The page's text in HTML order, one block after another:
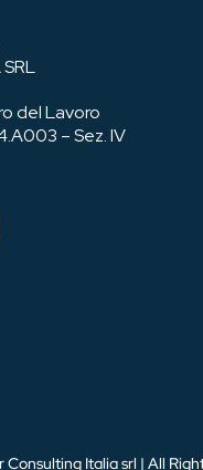
del Lavoro
– Sez. IV
Italia srl | All